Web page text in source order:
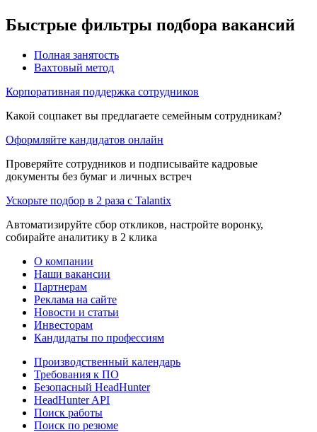
Быстрые фильтры подбора вакансий
Полная занятость
Вахтовый метод
Корпоративная поддержка сотрудников
Какой соцпакет вы предлагаете семейным сотрудникам?
Оформляйте кандидатов онлайн
Проверяйте сотрудников и подписывайте кадровые
документы без бумаг и личных встреч
Ускорьте подбор в 2 раза с Talantix
Автоматизируйте сбор откликов, настройте воронку,
собирайте аналитику в 2 клика
О компании
Наши вакансии
Партнерам
Реклама на сайте
Новости и статьи
Инвесторам
Кандидаты по профессиям
Производственный календарь
Требования к ПО
Безопасный HeadHunter
HeadHunter API
Поиск работы
Поиск по резюме